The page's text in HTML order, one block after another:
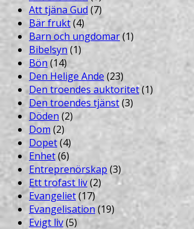
Att tjäna Gud (7)
Bär frukt(4)
Barn och ungdomar(1)
Bibelsyn(1)
Bön(14)
Den Helige Ande (23)
Den troendes auktoritet(1)
Den troendes tjänst(3)
Döden (2)
Dom (2)
Dopet(4)
Enhet(6)
Entreprenörskap (3)
Ett trofast liv(2)
Evangeliet(17)
Evangelisation(19)
Evigt liv(5)